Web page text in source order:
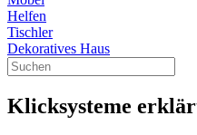
Helfen
Tischler
Dekoratives Haus
Klicksysteme